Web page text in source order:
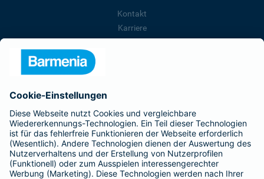
Kontakt
Karriere
Barmenia ist Teil der BarmeniaGothaer
BELIEBTE SEITEN
Kranken-Zusatzversicherung
Tierversicherungen
Haftpflichtversicherung